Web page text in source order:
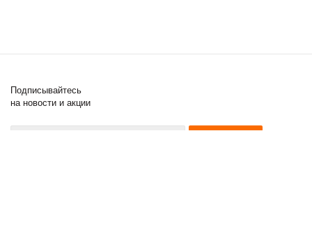
Подписывайтесь
на новости и акции